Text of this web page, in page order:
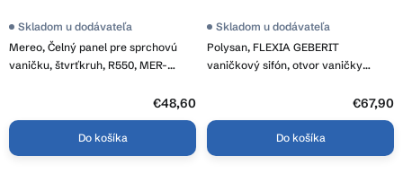
Mereo, Čelný panel pre sprchovú
vaničku, štvrťkruh, R550, MER-
Skladom u dodávateľa
€48,60
Do košíka
Polysan, FLEXIA GEBERIT
vaničkový sifón, otvor vaničky
Skladom u dodávateľa
€67,90
Do košíka